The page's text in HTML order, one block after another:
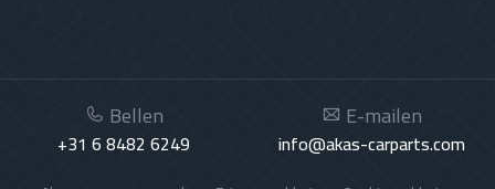
Bellen
+31 6 8482 6249
E-mailen
info@akas-carparts.com